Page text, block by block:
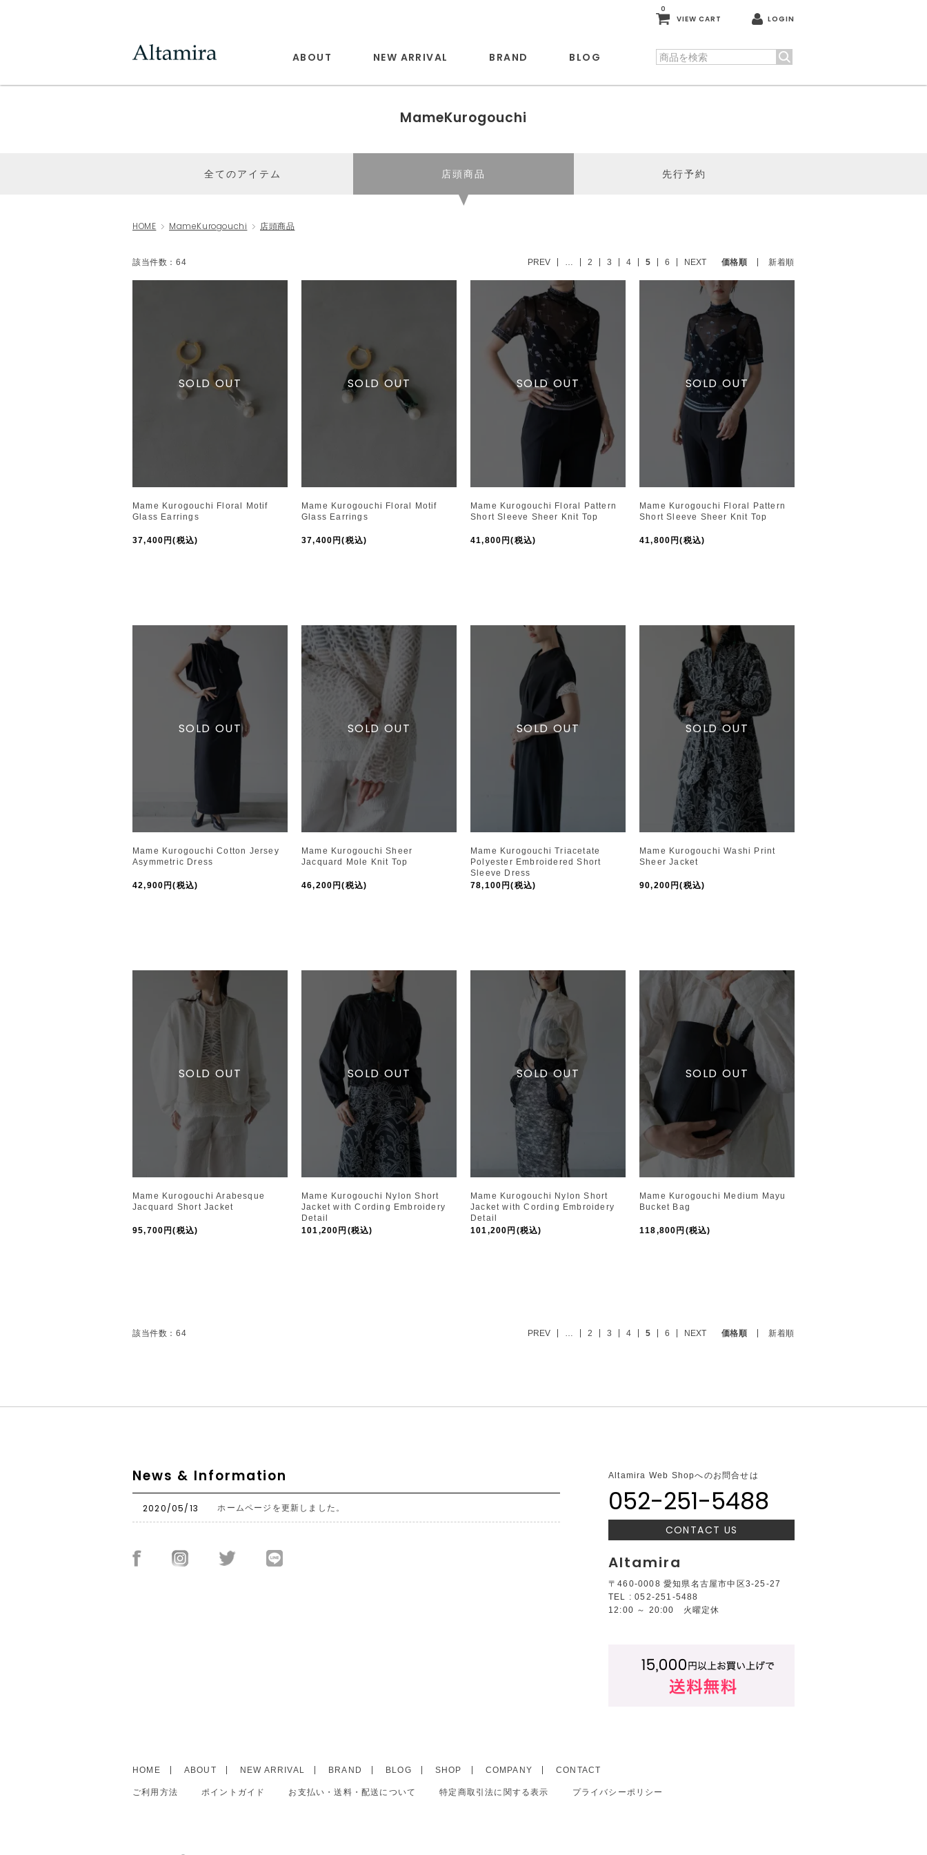
0
VIEW CART LOGIN
ABOUT NEW ARRIVAL BRAND BLOG
MameKurogouchi
全てのアイテム 店頭商品 先行予約
HOME MameKurogouchi 店頭商品
該当件数：64 価格順 新着順
PREV … 2 3 4 5 6 NEXT
Mame Kurogouchi Floral Motif
Glass Earrings
37,400円(税込)
Mame Kurogouchi Floral Motif
Glass Earrings
37,400円(税込)
Mame Kurogouchi Floral Pattern
Short Sleeve Sheer Knit Top
41,800円(税込)
Mame Kurogouchi Floral Pattern
Short Sleeve Sheer Knit Top
41,800円(税込)
Mame Kurogouchi Cotton Jersey
Asymmetric Dress
42,900円(税込)
Mame Kurogouchi Sheer
Jacquard Mole Knit Top
46,200円(税込)
Mame Kurogouchi Triacetate
Polyester Embroidered Short
Sleeve Dress
78,100円(税込)
Mame Kurogouchi Washi Print
Sheer Jacket
90,200円(税込)
Mame Kurogouchi Arabesque
Jacquard Short Jacket
95,700円(税込)
Mame Kurogouchi Nylon Short
Jacket with Cording Embroidery
Detail
101,200円(税込)
Mame Kurogouchi Nylon Short
Jacket with Cording Embroidery
Detail
101,200円(税込)
Mame Kurogouchi Medium Mayu
Bucket Bag
118,800円(税込)
該当件数：64 価格順 新着順
PREV … 2 3 4 5 6 NEXT
News & Information
2020/05/13 ホームページを更新しました。
Altamira Web Shopへのお問合せは
052-251-5488
CONTACT US
Altamira
〒460-0008 愛知県名古屋市中区3-25-27
TEL : 052-251-5488
12:00 ～ 20:00 火曜定休
HOME ABOUT NEW ARRIVAL BRAND BLOG SHOP COMPANY CONTACT
ご利用方法 ポイントガイド お支払い・送料・配送について 特定商取引法に関する表示 プライバシーポリシー